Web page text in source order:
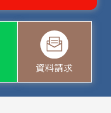
資料請求